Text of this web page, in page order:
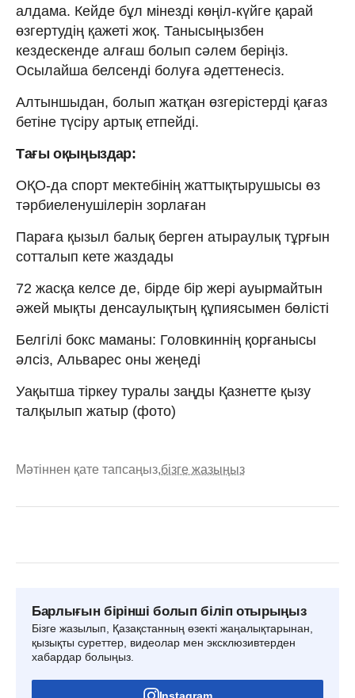
алдама. Кейде бұл мінезді көңіл-күйге қарай
өзгертудің қажеті жоқ. Танысыңызбен
кездескенде алғаш болып сәлем беріңіз.
Осылайша белсенді болуға әдеттенесіз.
Алтыншыдан, болып жатқан өзгерістерді қағаз
бетіне түсіру артық етпейді.
Тағы оқыңыздар:
ОҚО-да спорт мектебінің жаттықтырушысы өз
тәрбиеленушілерін зорлаған
Параға қызыл балық берген атыраулық тұрғын
сотталып кете жаздады
72 жасқа келсе де, бірде бір жері ауырмайтын
әжей мықты денсаулықтың құпиясымен бөлісті
Белгілі бокс маманы: Головкиннің қорғанысы
әлсіз, Альварес оны жеңеді
Уақытша тіркеу туралы заңды Қазнетте қызу
талқылып жатыр (фото)
Мәтіннен қате тапсаңыз,бізге жазыңыз
Барлығын бірінші болып біліп отырыңыз
Бізге жазылып, Қазақстанның өзекті жаңалықтарынан,
қызықты суреттер, видеолар мен эксклюзивтерден
хабардар болыңыз.
Instagram